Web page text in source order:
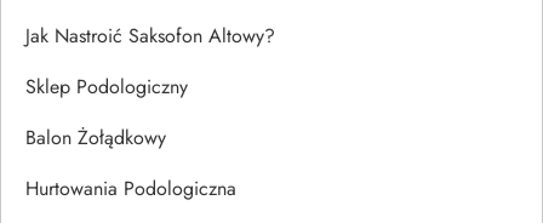
Jak Nastroić Saksofon Altowy?
Sklep Podologiczny
Balon Żołądkowy
Hurtowania Podologiczna